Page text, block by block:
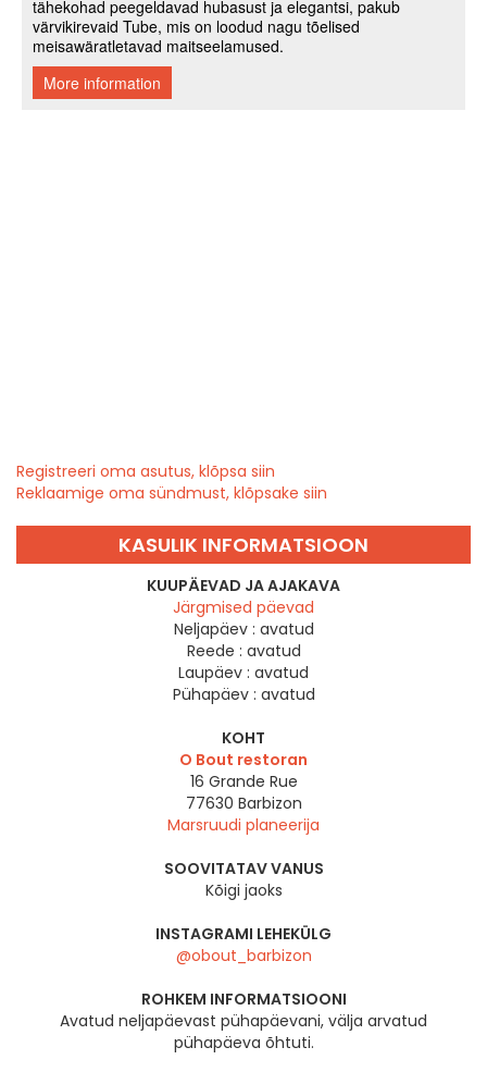
Registreeri oma asutus, klõpsa siin
Reklaamige oma sündmust, klõpsake siin
KASULIK INFORMATSIOON
KUUPÄEVAD JA AJAKAVA
Järgmised päevad
Neljapäev : avatud
Reede : avatud
Laupäev : avatud
Pühapäev : avatud
KOHT
O Bout restoran
16 Grande Rue
77630 Barbizon
Marsruudi planeerija
SOOVITATAV VANUS
Kõigi jaoks
INSTAGRAMI LEHEKÜLG
@obout_barbizon
ROHKEM INFORMATSIOONI
Avatud neljapäevast pühapäevani, välja arvatud
pühapäeva õhtuti.